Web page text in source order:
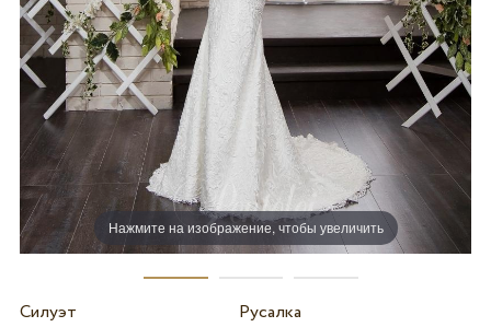
Нажмите на изображение, чтобы увеличить
Силуэт
Русалка